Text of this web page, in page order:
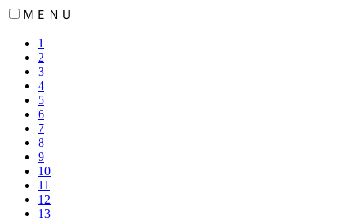
ＭＥＮＵ
1
2
3
4
5
6
7
8
9
10
11
12
13